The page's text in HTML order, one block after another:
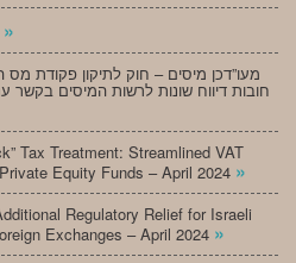
»
חובות דיווח שונות לרשות המיסים בקשר
Tax Treatment: Streamlined VAT
Equity Funds – April 2024 »
Regulatory Relief for Israeli
Exchanges – April 2024 »